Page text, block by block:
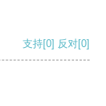
支持[0] 反对[0]